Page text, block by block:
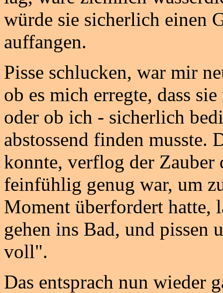
würde sie sicherlich einen
auffangen.
Pisse schlucken, war mir
ob es mich erregte, dass
oder ob ich - sicherlich
abstossend finden musste.
konnte, verflog der
feinfühlig genug war, um
Moment überfordert hatte,
gehen ins Bad, und pissen
voll".
Das entsprach nun wieder